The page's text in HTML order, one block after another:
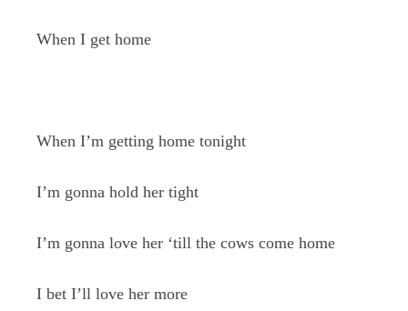
When I get home
When I’m getting home tonight
I’m gonna hold her tight
I’m gonna love her ‘till the cows come home
I bet I’ll love her more